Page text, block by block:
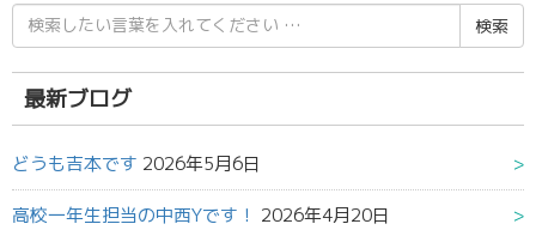
検
索
結
果:
最新ブログ
どうも吉本です 2026年5月6日
高校一年生担当の中西Yです！ 2026年4月20日